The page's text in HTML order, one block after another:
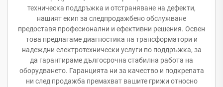
техническа поддръжка и отстраняване на дефекти,
нашият екип за следпродажбено обслужване
предоставя професионални и ефективни решения. Освен
това предлагаме диагностика на трансформатори и
надеждни електротехнически услуги по поддръжка, за
да гарантираме дългосрочна стабилна работа на
оборудването. Гаранцията ни за качество и подкрепата
ни след продажба премахват вашите грижи относно